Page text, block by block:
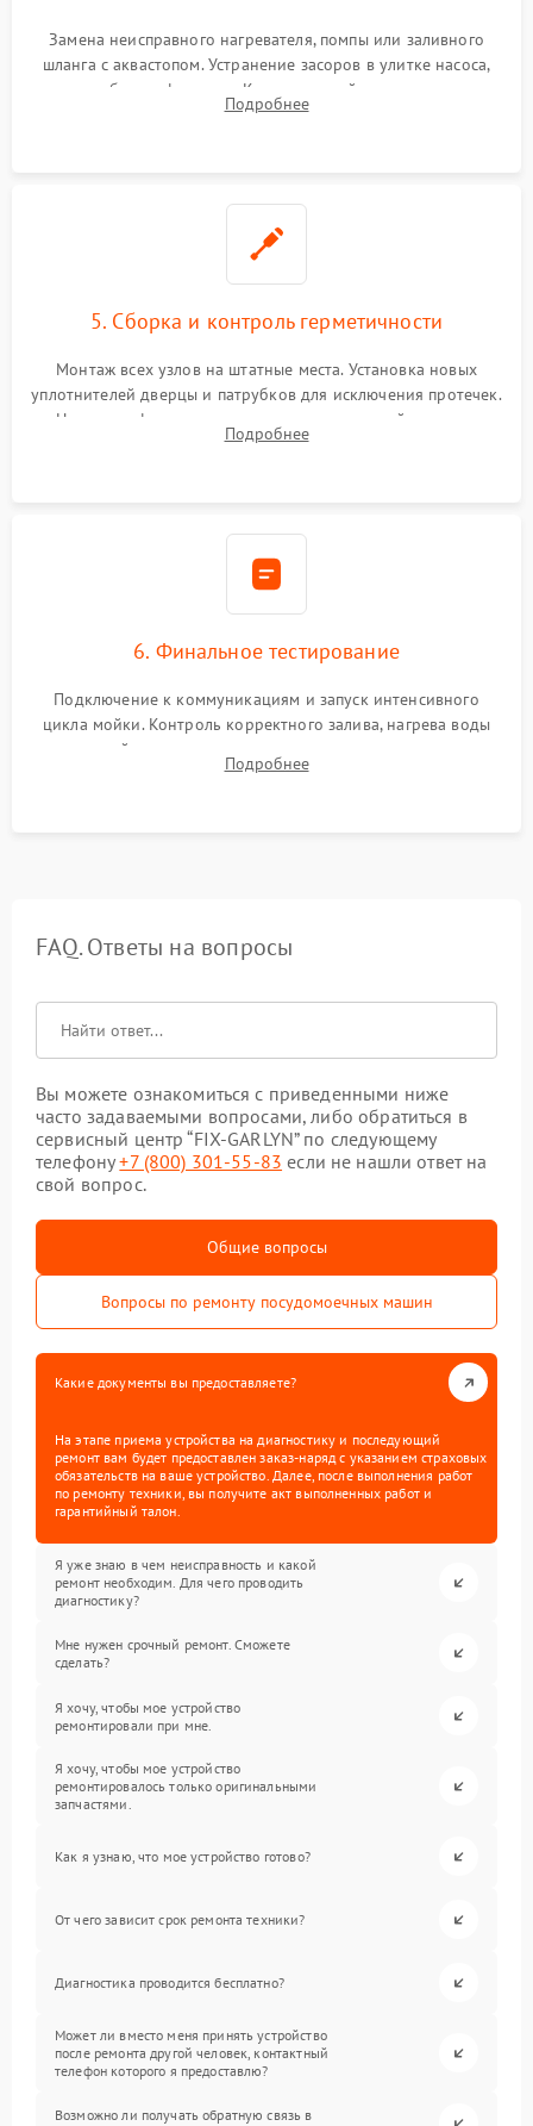
Замена неисправного нагревателя, помпы или заливного
шланга с аквастопом. Устранение засоров в улитке насоса,
патрубках и фильтрах. Компонентный ремонт платы
управления, восстановление поврежденной проводки.
Подробнее
5. Сборка и контроль герметичности
Монтаж всех узлов на штатные места. Установка новых
уплотнителей дверцы и патрубков для исключения протечек.
Надежная фиксация хомутов гидравлической системы,
сборка корпуса и установка датчика поплавка.
Подробнее
6. Финальное тестирование
Подключение к коммуникациям и запуск интенсивного
цикла мойки. Контроль корректного залива, нагрева воды
до нужной температуры, отсутствия посторонних шумов,
штатного слива и абсолютной сухости в поддоне.
Подробнее
FAQ. Ответы на вопросы
Вы можете ознакомиться с приведенными ниже
часто задаваемыми вопросами, либо обратиться в
сервисный центр “FIX-GARLYN” по следующему
телефону+7 (800) 301-55-83 если не нашли ответ на
свой вопрос.
Общие вопросы
Вопросы по ремонту посудомоечных машин
Какие документы вы предоставляете?
На этапе приема устройства на диагностику и последующий
ремонт вам будет предоставлен заказ-наряд с указанием страховых
обязательств на ваше устройство. Далее, после выполнения работ
по ремонту техники, вы получите акт выполненных работ и
гарантийный талон.
Я уже знаю в чем неисправность и какой
ремонт необходим. Для чего проводить
диагностику?
Мне нужен срочный ремонт. Сможете
сделать?
Я хочу, чтобы мое устройство
ремонтировали при мне.
Я хочу, чтобы мое устройство
ремонтировалось только оригинальными
запчастями.
Как я узнаю, что мое устройство готово?
От чего зависит срок ремонта техники?
Диагностика проводится бесплатно?
Может ли вместо меня принять устройство
после ремонта другой человек, контактный
телефон которого я предоставлю?
Возможно ли получать обратную связь в